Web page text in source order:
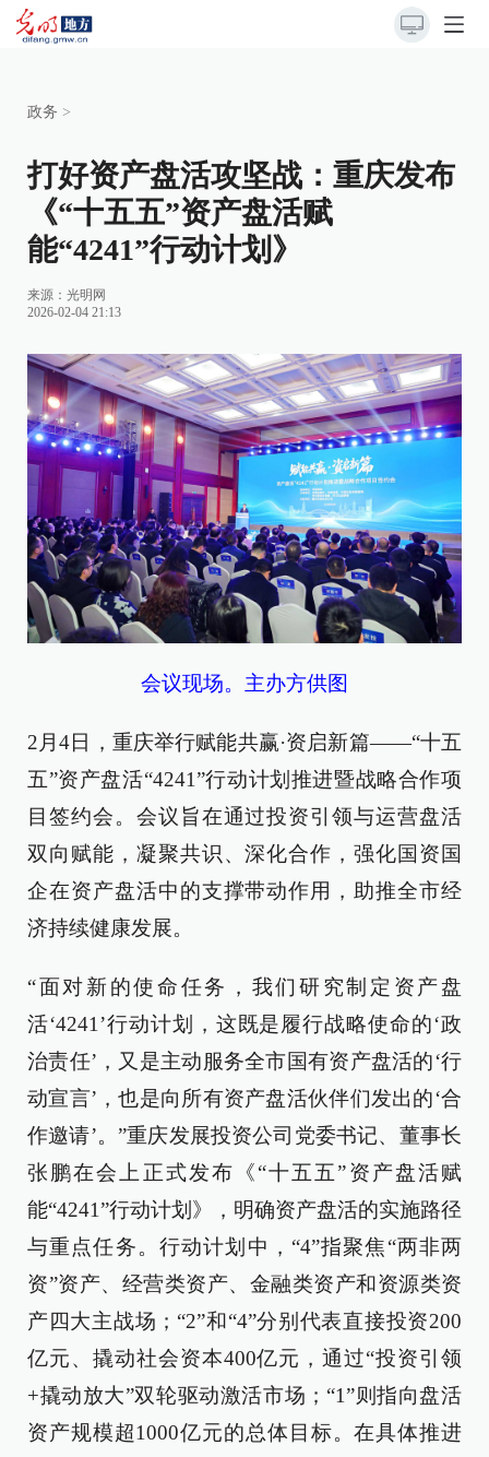
政务 >
打好资产盘活攻坚战：重庆发布
《“十五五”资产盘活赋
能“4241”行动计划》
来源： 光明网
2026-02-04 21:13
会议现场。主办方供图
2月4日，重庆举行赋能共赢·资启新篇——“十五
五”资产盘活“4241”行动计划推进暨战略合作项
目签约会。会议旨在通过投资引领与运营盘活
双向赋能，凝聚共识、深化合作，强化国资国
企在资产盘活中的支撑带动作用，助推全市经
济持续健康发展。
“面对新的使命任务，我们研究制定资产盘
活‘4241’行动计划，这既是履行战略使命的‘政
治责任’，又是主动服务全市国有资产盘活的‘行
动宣言’，也是向所有资产盘活伙伴们发出的‘合
作邀请’。”重庆发展投资公司党委书记、董事长
张鹏在会上正式发布《“十五五”资产盘活赋
能“4241”行动计划》，明确资产盘活的实施路径
与重点任务。行动计划中，“4”指聚焦“两非两
资”资产、经营类资产、金融类资产和资源类资
产四大主战场；“2”和“4”分别代表直接投资200
亿元、撬动社会资本400亿元，通过“投资引领
+撬动放大”双轮驱动激活市场；“1”则指向盘活
资产规模超1000亿元的总体目标。在具体推进